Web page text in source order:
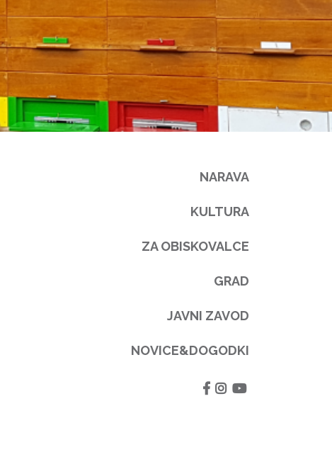
NARAVA
KULTURA
ZA OBISKOVALCE
GRAD
JAVNI ZAVOD
NOVICE&DOGODKI